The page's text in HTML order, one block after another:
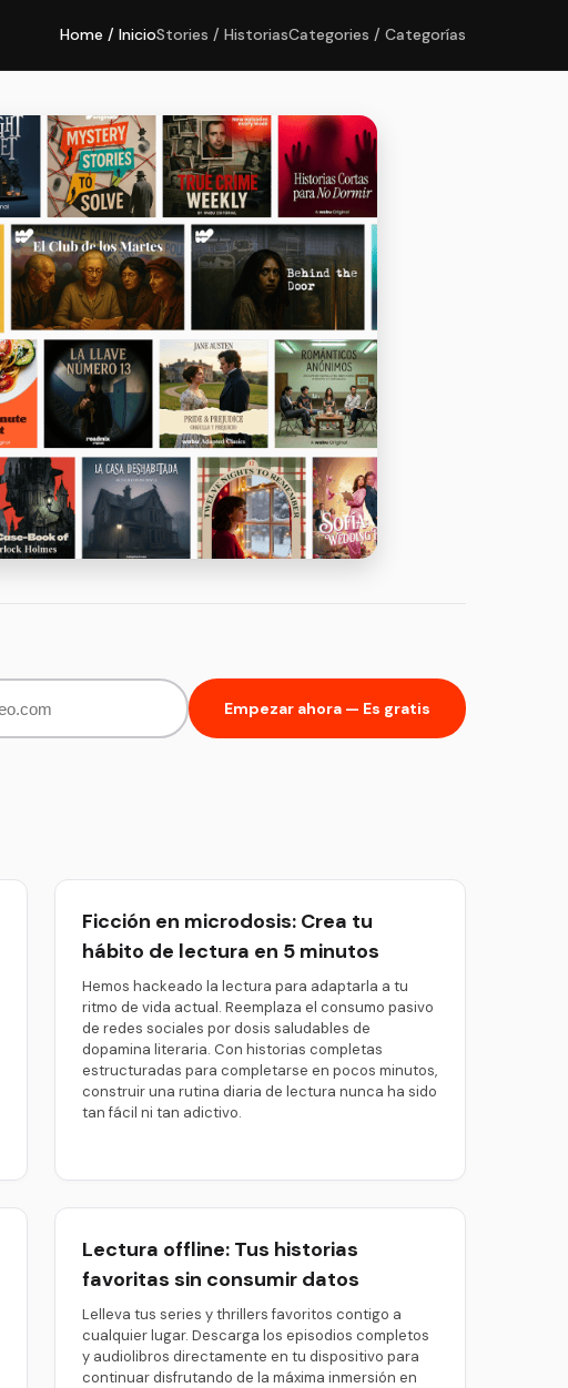
Home / InicioStories / HistoriasCategories / Categorías
Empezar ahora — Es gratis
Ficción en microdosis: Crea tu
hábito de lectura en 5 minutos
Hemos hackeado la lectura para adaptarla a tu
ritmo de vida actual. Reemplaza el consumo pasivo
de redes sociales por dosis saludables de
dopamina literaria. Con historias completas
estructuradas para completarse en pocos minutos,
construir una rutina diaria de lectura nunca ha sido
tan fácil ni tan adictivo.
Lectura offline: Tus historias
favoritas sin consumir datos
Lelleva tus series y thrillers favoritos contigo a
cualquier lugar. Descarga los episodios completos
y audiolibros directamente en tu dispositivo para
continuar disfrutando de la máxima inmersión en